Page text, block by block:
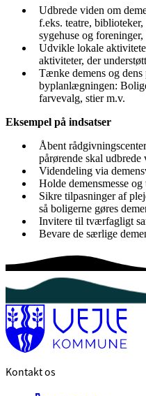
Udbrede viden om
f.eks. teatre,
sygehuse og
Udvikle lokale
aktiviteter, der
Tænke demens og
byplanlægningen:
farvevalg, stier m.v.
Eksempel på indsatser
Åbent
pårørende skal
Videndeling via
Holde demensmesse og
Sikre tilpasninger af
så boligerne gøres
Invitere til tværfagligt
Bevare de særlige
Kontakt os